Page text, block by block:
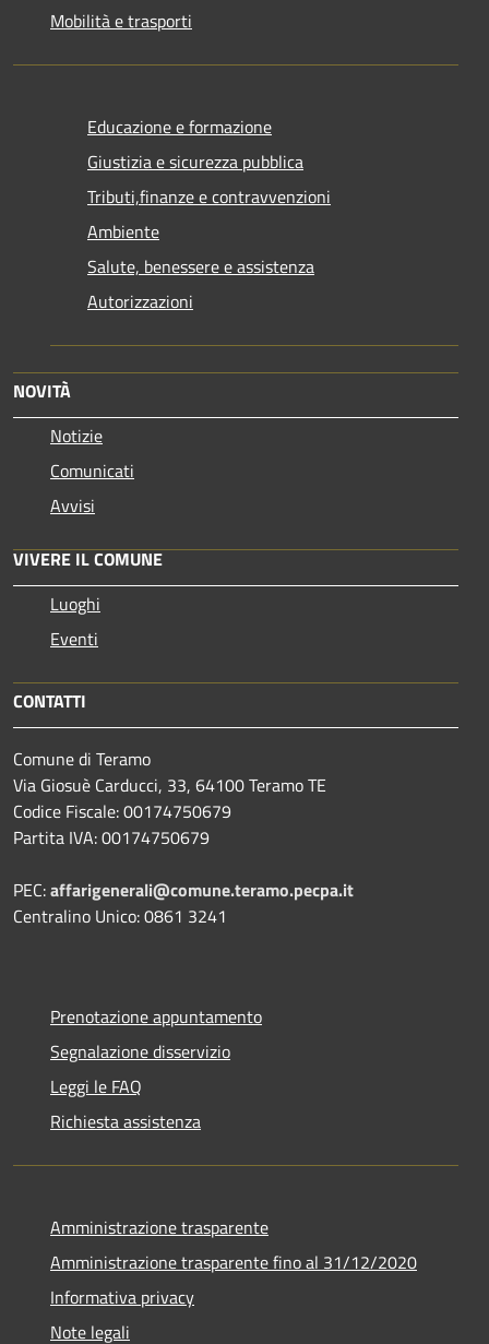
Mobilità e trasporti
Educazione e formazione
Giustizia e sicurezza pubblica
Tributi,finanze e contravvenzioni
Ambiente
Salute, benessere e assistenza
Autorizzazioni
NOVITÀ
Notizie
Comunicati
Avvisi
VIVERE IL COMUNE
Luoghi
Eventi
CONTATTI
Comune di Teramo
Via Giosuè Carducci, 33, 64100 Teramo TE
Codice Fiscale: 00174750679
Partita IVA: 00174750679
PEC:affarigenerali@comune.teramo.pecpa.it
Centralino Unico: 0861 3241
Prenotazione appuntamento
Segnalazione disservizio
Leggi le FAQ
Richiesta assistenza
Amministrazione trasparente
Amministrazione trasparente fino al 31/12/2020
Informativa privacy
Note legali